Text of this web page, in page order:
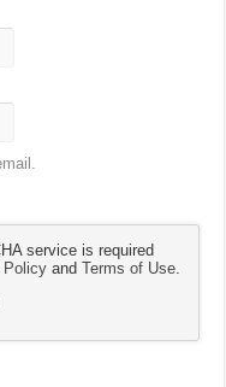
service is required
Policy andTerms of Use.